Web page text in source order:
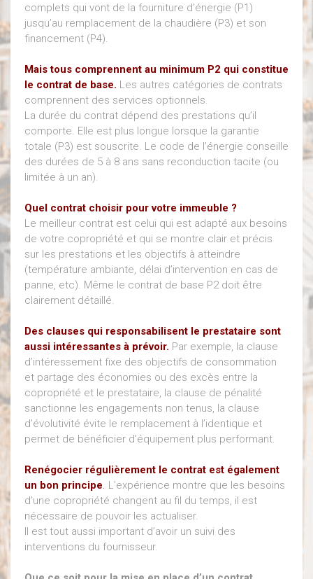
complets qui vont de la fourniture d’énergie (P1)
jusqu’au remplacement de la chaudière (P3) et son
financement (P4).
Mais tous comprennent au minimum P2 qui constitue
le contrat de base. Les autres catégories de contrats
comprennent des services optionnels.
La durée du contrat dépend des prestations qu’il
comporte. Elle est plus longue lorsque la garantie
totale (P3) est souscrite. Le code de l’énergie conseille
des durées de 5 à 8 ans sans reconduction tacite (ou
limitée à un an).
Quel contrat choisir pour votre immeuble ?
Le meilleur contrat est celui qui est adapté aux besoins
de votre copropriété et qui se montre clair et précis
sur les prestations et les objectifs à atteindre
(température ambiante, délai d’intervention en cas de
panne, etc). Même le contrat de base P2 doit être
clairement détaillé.
Des clauses qui responsabilisent le prestataire sont
aussi intéressantes à prévoir. Par exemple, la clause
d’intéressement fixe des objectifs de consommation
et partage des économies ou des excès entre la
copropriété et le prestataire, la clause de pénalité
sanctionne les engagements non tenus, la clause
d’évolutivité évite le remplacement à l’identique et
permet de bénéficier d’équipement plus performant.
Renégocier régulièrement le contrat est également
un bon principe. L’expérience montre que les besoins
d’une copropriété changent au fil du temps, il est
nécessaire de pouvoir les actualiser.
Il est tout aussi important d’avoir un suivi des
interventions du fournisseur.